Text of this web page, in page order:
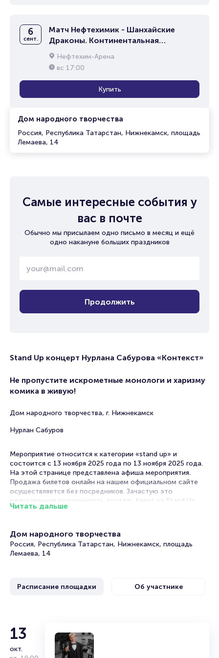
Дом народного творчества
Россия, Республика Татарстан, Нижнекамск, площадь
Лемаева, 14
6
сент.
Матч Нефтехимик - Шанхайские
Драконы. Континентальная
хоккейная лига
Нефтехим-Арена
вс 17:00
Купить
Самые интересные события у
вас в почте
Обычно мы присылаем одно письмо в месяц и ещё
одно накануне больших праздников
Продолжить
Stand Up концерт Нурлана Сабурова «Контекст»
Не пропустите искрометные монологи и харизму
комика в живую!
Дом народного творчества, г. Нижнекамск
Нурлан Сабуров
Мероприятие относится к категории «stand up» и
состоится с 13 ноября 2025 года по 13 ноября 2025 года.
На этой странице представлена афиша мероприятия.
Продажа билетов онлайн на нашем официальном сайте
осуществляется без посредников. Зачастую это
единственная возможность достать билет на Stand Up.
«Контекст»
Portalbilet – удобный и надежный сервис для покупки и
ваше имя занимает не более двух минут. Билеты на
Полезные ссылки
Подробнее о том, как вернуть, сдать или продать билет
Читать дальше
Дом народного творчества
Россия, Республика Татарстан, Нижнекамск, площадь
Лемаева, 14
Расписание площадки Об участнике
Нурлан Сабуров
Дата и место рождения: 22 декабря 1991 г. (29 лет),
13
окт.